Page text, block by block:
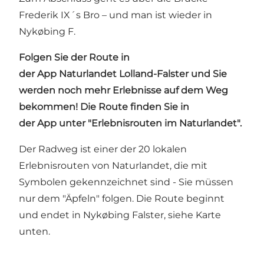
Frederik IX´s Bro – und man ist wieder in
Nykøbing F.
Folgen Sie der Route in
derApp Naturlandet Lolland-Falsterund Sie
werden noch mehr Erlebnisse auf dem Weg
bekommen! Die Route finden Sie in
der App unter "Erlebnisrouten im Naturlandet".
Der Radweg ist einer der 20 lokalen
Erlebnisrouten von Naturlandet, die mit
Symbolen gekennzeichnet sind - Sie müssen
nur dem "Äpfeln" folgen. Die Route beginnt
und endet in Nykøbing Falster, siehe Karte
unten.